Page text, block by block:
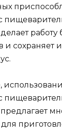
и сохраняет